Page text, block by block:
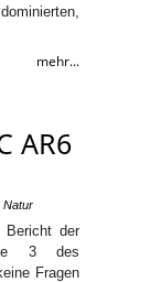
mehr...
AR6
Natur
Bericht der
3 des
Fragen